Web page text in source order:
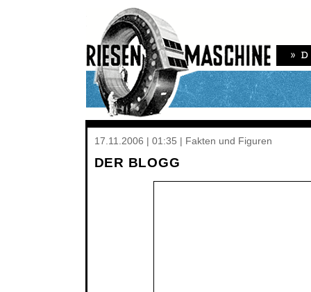
17.11.2006 | 01:35 | Fakten und Figuren
DER BLOGG